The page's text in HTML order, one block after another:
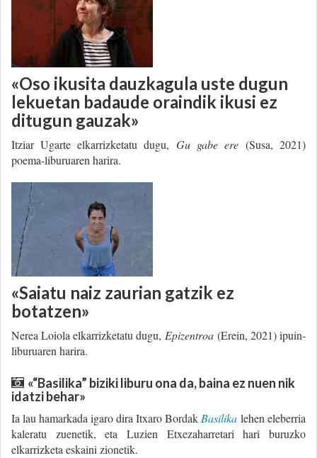
«Oso ikusita dauzkagula uste dugun
lekuetan badaude oraindik ikusi ez
ditugun gauzak»
Itziar Ugarte elkarrizketatu dugu, Gu gabe ere (Susa, 2021)
poema-liburuaren harira.
«Saiatu naiz zaurian gatzik ez
botatzen»
Nerea Loiola elkarrizketatu dugu, Epizentroa (Erein, 2021) ipuin-
liburuaren harira.
«“Basilika” biziki liburu ona da, baina ez nuen nik
idatzi behar»
Ia lau hamarkada igaro dira Itxaro BordakBasilika lehen eleberria
kaleratu zuenetik, eta Luzien Etxezaharretari hari buruzko
elkarrizketa eskaini zionetik.